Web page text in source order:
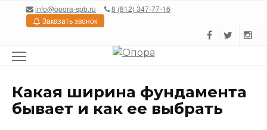
Перейтиinfo@opora-spb.ru
8 (812) 347-77-16
Заказать звонок
Какая ширина фундамента
бывает и как ее выбрать